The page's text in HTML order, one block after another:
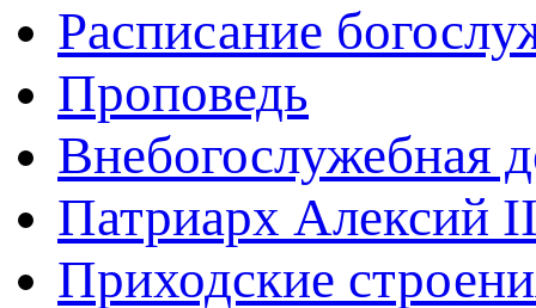
Расписание
Проповедь
Внебогослужебная
Патриарх Алексий
Приходские